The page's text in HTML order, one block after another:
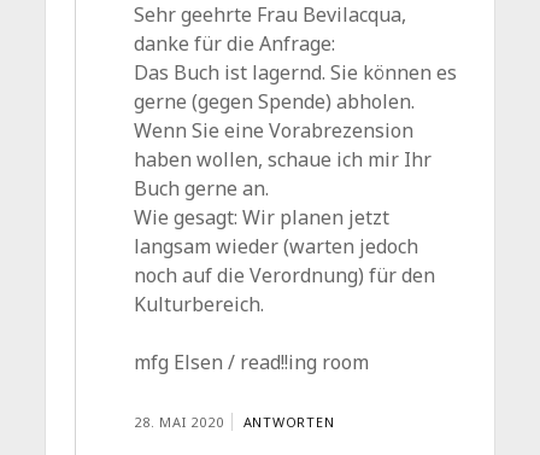
Sehr geehrte Frau Bevilacqua,
danke für die Anfrage:
Das Buch ist lagernd. Sie können es
gerne (gegen Spende) abholen.
Wenn Sie eine Vorabrezension
haben wollen, schaue ich mir Ihr
Buch gerne an.
Wie gesagt: Wir planen jetzt
langsam wieder (warten jedoch
noch auf die Verordnung) für den
Kulturbereich.
mfg Elsen / read!!ing room
28. MAI 2020 ANTWORTEN